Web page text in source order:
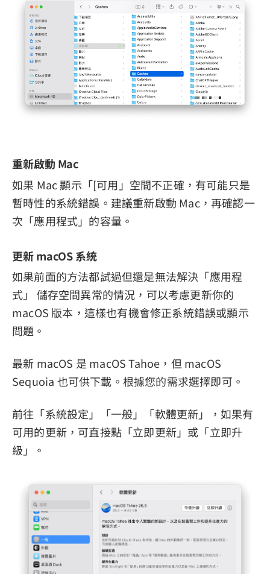
重新啟動 Mac
如果 Mac 顯示「[可用」空間不正確，有可能只是
暫時性的系統錯誤。建議重新啟動 Mac，再確認一
次「應用程式」的容量。
更新 macOS 系統
如果前面的方法都試過但還是無法解決「應用程
式」 儲存空間異常的情況，可以考慮更新你的
macOS 版本，這樣也有機會修正系統錯誤或顯示
問題。
最新 macOS 是 macOS Tahoe，但 macOS
Sequoia 也可供下載。根據您的需求選擇即可。
前往「系統設定」「一般」「軟體更新」，如果有
可用的更新，可直接點「立即更新」或「立即升
級」。